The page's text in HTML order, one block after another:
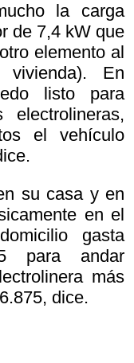
la carga
de 7,4 kW que
elemento al
En
listo para
el vehículo
su casa y en
en el
gasta
para andar
más
dice.